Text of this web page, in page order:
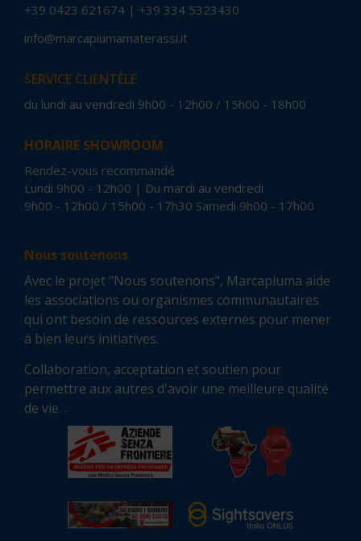
+39 0423 621674 | +39 334 5323430
info@marcapiumamaterassi.it
SERVICE CLIENTÈLE
du lundi au vendredi 9h00 - 12h00 / 15h00 - 18h00
HORAIRE SHOWROOM
Rendez-vous recommandé
Lundi 9h00 - 12h00 | Du mardi au vendredi
9h00 - 12h00 / 15h00 - 17h30 Samedi 9h00 - 17h00
Nous soutenons
Avec le projet "Nous soutenons", Marcapiuma aide
les associations ou organismes communautaires
qui ont besoin de ressources externes pour mener
à bien leurs initiatives.
Collaboration, acceptation et soutien pour
permettre aux autres d'avoir une meilleure qualité
de vie. .